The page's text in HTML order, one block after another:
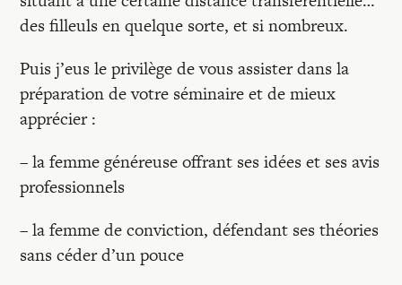
Mon panier
Mon compte
des filleuls en quelque sorte, et si nombreux.
Puis j’eus le privilège de vous assister dans la
préparation de votre séminaire et de mieux
apprécier :
– la femme généreuse offrant ses idées et ses avis
professionnels
– la femme de conviction, défendant ses théories
sans céder d’un pouce